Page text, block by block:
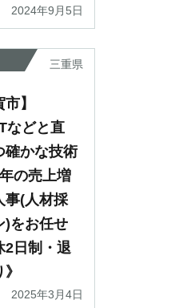
2024年9月5日
三重県
】
などと直
確かな技術
の売上増
事(人材採
)をお任せ
2日制・退
2025年3月4日